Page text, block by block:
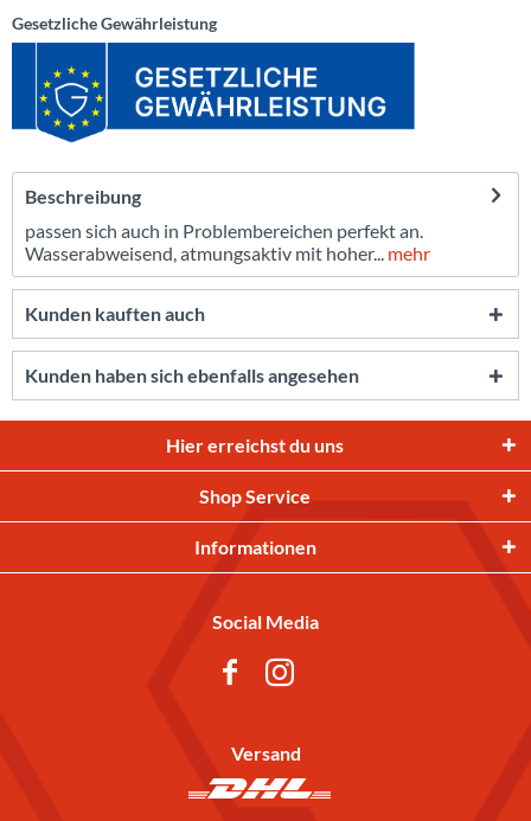
Gesetzliche Gewährleistung
Beschreibung
passen sich auch in Problembereichen perfekt an.
Wasserabweisend, atmungsaktiv mit hoher... mehr
Kunden kauften auch
Kunden haben sich ebenfalls angesehen
Hier erreichst du uns
Shop Service
Informationen
Social Media
Versand